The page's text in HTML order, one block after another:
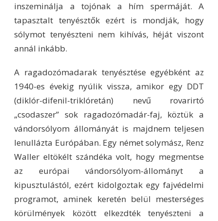
inszeminálja a tojónak a hím spermáját. A
tapasztalt tenyésztők ezért is mondják, hogy
sólymot tenyészteni nem kihívás, héját viszont
annál inkább.
A ragadozómadarak tenyésztése egyébként az
1940-es évekig nyúlik vissza, amikor egy DDT
(diklór-difenil-triklóretán) nevű rovarirtó
„csodaszer” sok ragadozómadár-faj, köztük a
vándorsólyom állományát is majdnem teljesen
lenullázta Európában. Egy német solymász, Renz
Waller eltökélt szándéka volt, hogy megmentse
az európai vándorsólyom-állományt a
kipusztulástól, ezért kidolgoztak egy fajvédelmi
programot, aminek keretén belül mesterséges
körülmények között elkezdték tenyészteni a